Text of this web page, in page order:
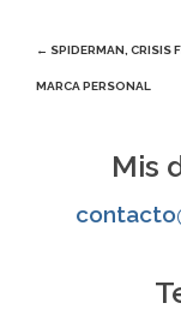
Navegación
de
← SPIDERMAN, CRISIS
MARCA PERSONAL
Mis